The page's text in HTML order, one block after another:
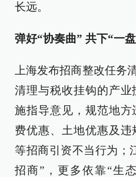
长远。
弹好“协奏曲” 共下“一
上海发布招商整改任务
清理与税收挂钩的产
施指导意见，规范地
费优惠、土地优惠及
等招商引资不当行为；
招商”，更多依靠“生